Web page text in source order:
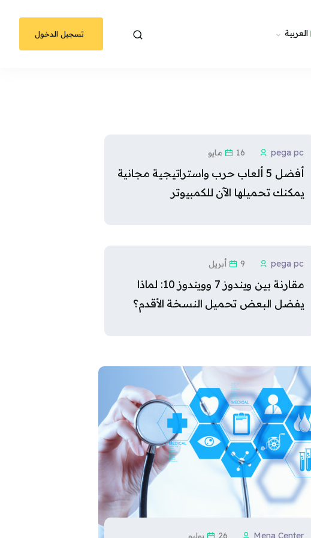
العربية تسجيل الدخول
pega pc 16 مايو
أفضل 5 ألعاب حرب واستراتيجية مجانية
يمكنك تحميلها الآن للكمبيوتر
pega pc 9 أبريل
مقارنة بين ويندوز 7 وويندوز 10: لماذا
يفضل البعض تحميل النسخة الأقدم؟
Mena Center 26 يوليو